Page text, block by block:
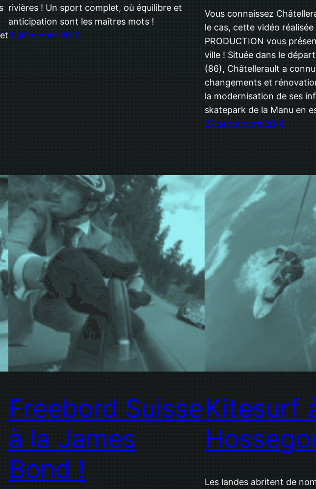
rivières ! Un sport complet, où équilibre et
anticipation sont les maîtres mots !
6 décembre 2018
Vous connaissez
le cas, cette vidéo réalisée
PRODUCTION vous
ville ! Située dans le
(86), Châtellerault a
changements et
la modernisation de ses
skatepark de la Manu en
27 septembre 2018
Freebord Suisse
à la James
Bond !
Kitesurf
Les landes abritent de